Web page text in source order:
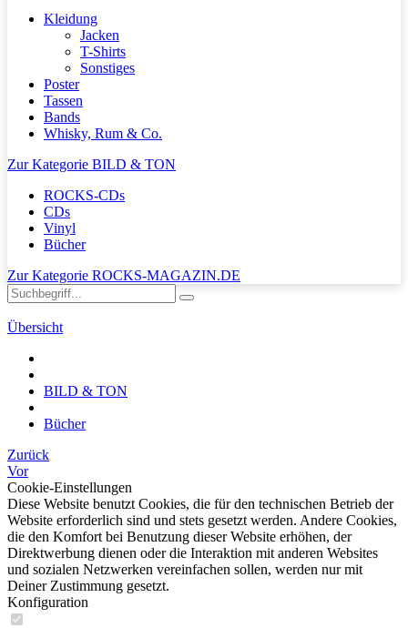
Kleidung
Jacken
T-Shirts
Sonstiges
Poster
Tassen
Bands
Whisky, Rum & Co.
Zur Kategorie BILD & TON
ROCKS-CDs
CDs
Vinyl
Bücher
Zur Kategorie ROCKS-MAGAZIN.DE
Übersicht
BILD & TON
Bücher
Zurück
Vor
Cookie-Einstellungen
Diese Website benutzt Cookies, die für den technischen Betrieb der
Website erforderlich sind und stets gesetzt werden. Andere Cookies,
die den Komfort bei Benutzung dieser Website erhöhen, der
Direktwerbung dienen oder die Interaktion mit anderen Websites
und sozialen Netzwerken vereinfachen sollen, werden nur mit
Deiner Zustimmung gesetzt.
Konfiguration